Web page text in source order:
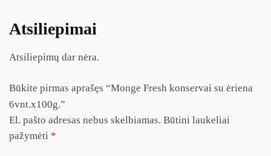
Atsiliepimai
Atsiliepimų dar nėra.
Būkite pirmas aprašęs “Monge Fresh konservai su ėriena
6vnt.x100g.”
El. pašto adresas nebus skelbiamas. Būtini laukeliai
pažymėti *